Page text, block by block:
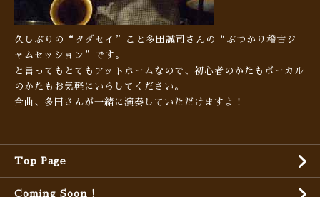
久しぶりの“タダセイ”こと多田誠司さんの“ぶつかり稽古ジ
ャムセッション”です。
と言ってもとてもアットホームなので、初心者のかたもボーカル
のかたもお気軽にいらしてください。
全曲、多田さんが一緒に演奏していただけますよ！
Top Page
Coming Soon !